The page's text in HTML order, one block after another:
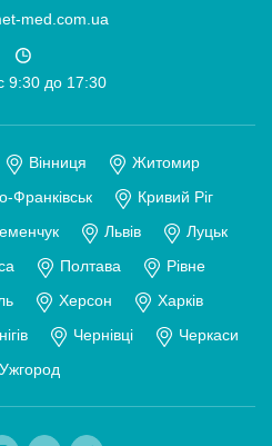
med.com.ua
9:30 до 17:30
Вінниця
Житомир
Франківськ
Кривий Ріг
Львів
Луцьк
Полтава
Рівне
Херсон
Харків
Чернівці
Черкаси
Ужгород